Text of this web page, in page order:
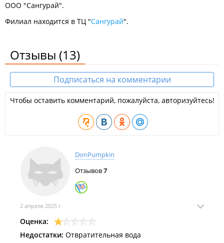
ООО "Сангурай".
Филиал находится в ТЦ "Сангурай".
Отзывы (13)
Подписаться на комментарии
Чтобы оставить комментарий, пожалуйста, авторизуйтесь!
DonPumpkin
Отзывов7
2 апреля 2025 г.
Оценка:
Недостатки: Отвратительная вода